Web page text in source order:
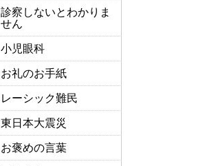
診察しないとわかりま
せん
小児眼科
お礼のお手紙
レーシック難民
東日本大震災
お褒めの言葉